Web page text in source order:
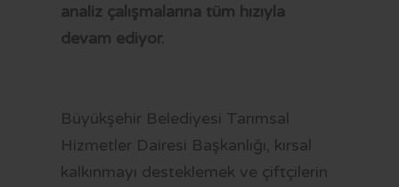
OTOBÜS SAATLERİ
TRAMVAY SAATLERİ
analiz çalışmalarına tüm hızıyla
devam ediyor.
Büyükşehir Belediyesi Tarımsal
Hizmetler Dairesi Başkanlığı, kırsal
kalkınmayı desteklemek ve çiftçilerin